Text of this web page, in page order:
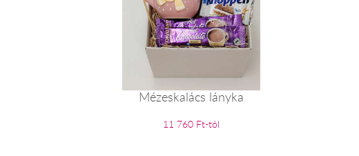
Mézeskalács lányka
11 760 Ft-tól